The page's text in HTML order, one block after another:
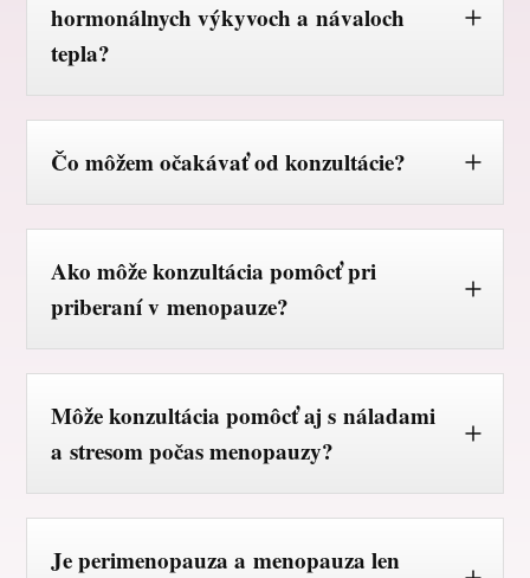
hormonálnych výkyvoch a návaloch
tepla?
Čo môžem očakávať od konzultácie?
Ako môže konzultácia pomôcť pri
priberaní v menopauze?
Môže konzultácia pomôcť aj s náladami
a stresom počas menopauzy?
Je perimenopauza a menopauza len